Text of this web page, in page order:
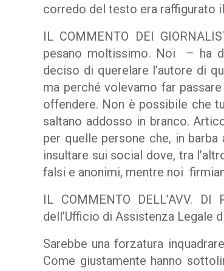
corredo del testo era raffigurato
IL COMMENTO DEI
pesano moltissimo. Noi – ha
deciso di querelare l’autore di
ma perché volevamo far
offendere. Non è possibile che
saltano addosso in branco.
per quelle persone che, in
insultare sui social dove, tra
falsi e anonimi, mentre noi
IL COMMENTO DELL’AVV.
dell’Ufficio di Assistenza Legale
Sarebbe una forzatura
Come giustamente hanno